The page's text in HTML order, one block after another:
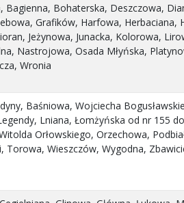
Bagienna, Bohaterska, Deszczowa,
Grafików, Harfowa, Herbaciana,
Jeżynowa, Junacka, Kolorowa,
Nastrojowa, Osada Młyńska,
Wronia
Baśniowa, Wojciecha
Lniana, Łomżyńska od nr 155
Orłowskiego, Orzechowa,
Torowa, Wieszczów, Wygodna,